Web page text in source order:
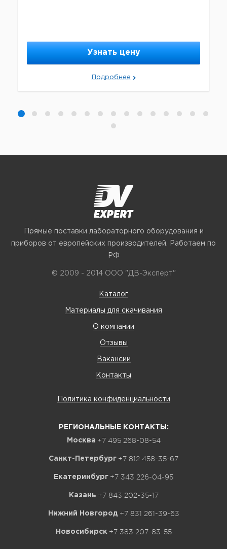
Узнать цену
Подробнее
Прямые поставки лабораторного оборудования и
приборов от европейских производителей. Работаем по
РФ
© 2009 - 2014 ООО "ДВ-Эксперт"
Каталог
Материалы для скачивания
О компании
Отзывы
Вакансии
Контакты
Политика конфиденциальности
РЕГИОНАЛЬНЫЕ КОНТАКТЫ:
Москва +7 495 268-08-54
Санкт-Петербург +7 812 458-35-67
Екатеринбург +7 343 226-04-95
Казань +7 843 202-35-17
Нижний Новгород +7 831 261-39-63
Новосибирск +7 383 207-83-55